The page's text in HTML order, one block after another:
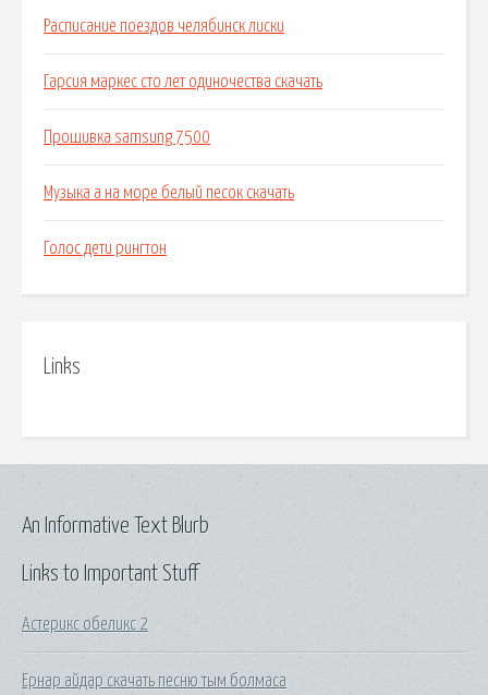
Расписание поездов челябинск лиски
Гарсия маркес сто лет одиночества скачать
Прошивка samsung 7500
Музыка а на море белый песок скачать
Голос дети рингтон
Links
Links to Important Stuff
Астерикс обеликс 2
Ернар айдар скачать песню тым болмаса
An Informative Text Blurb